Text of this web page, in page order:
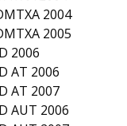
2004
2005
2006
AT 2006
AT 2007
AUT 2006